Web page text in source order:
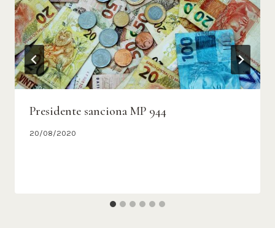
Presidente sanciona MP 944
20/08/2020